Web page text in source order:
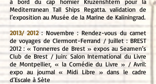
Mediterranean Tall Ships Regatta. validation de
l’exposition au Musée de la Marine de Kaliningrad.
2013/ 2012 : Novembre : Rendez-vous du carnet
de voyages de Clermont-Ferrand / Juillet : BREST
2012 : « Tonnerres de Brest » expos au Seamen’s
Club de Brest / Juin: Salon International du Livre
de Montpellier, « la Comédie du Livre » / Avril:
expo au journal « Midi Libre » dans le cadre
d’Escale à Sète